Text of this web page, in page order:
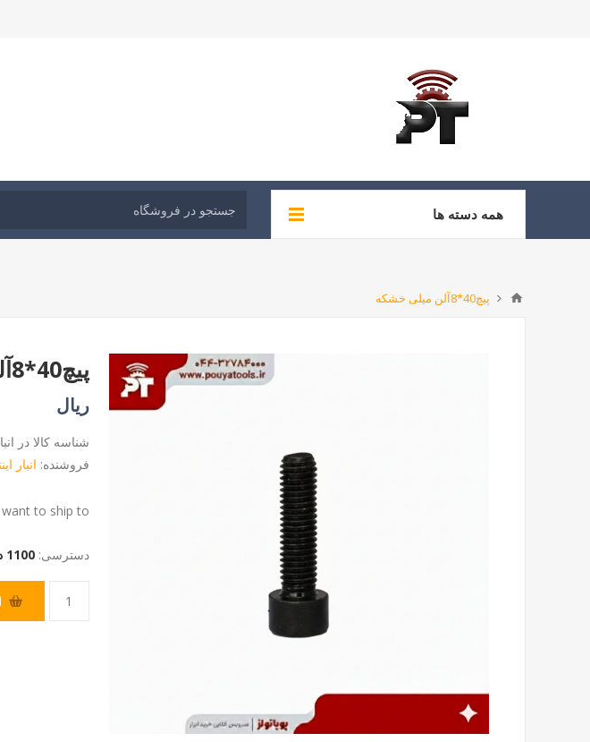
همه دسته ها
پیچ40*8آلن میلی خشکه
پیچ40*8آلن میلی خشکه
ریال
شناسه کالا در
فروشنده: انبار
to ship to
دسترسی: 1100 در انبار